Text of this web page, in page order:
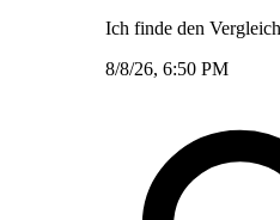
Ich finde den
8/8/26, 6:50 PM